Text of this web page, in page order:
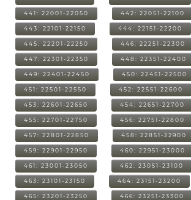
441: 22001-22050 442: 22051-22100
443: 22101-22150 444: 22151-22200
445: 22201-22250 446: 22251-22300
447: 22301-22350 448: 22351-22400
449: 22401-22450 450: 22451-22500
451: 22501-22550 452: 22551-22600
453: 22601-22650 454: 22651-22700
455: 22701-22750 456: 22751-22800
457: 22801-22850 458: 22851-22900
459: 22901-22950 460: 22951-23000
461: 23001-23050 462: 23051-23100
463: 23101-23150 464: 23151-23200
465: 23201-23250 466: 23251-23300